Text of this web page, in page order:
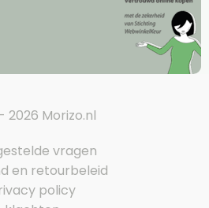
2026 Morizo.nl
vragen
en retourbeleid
policy